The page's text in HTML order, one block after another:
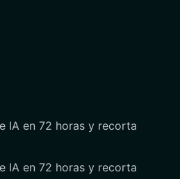
IA en 72 horas y recorta
IA en 72 horas y recorta